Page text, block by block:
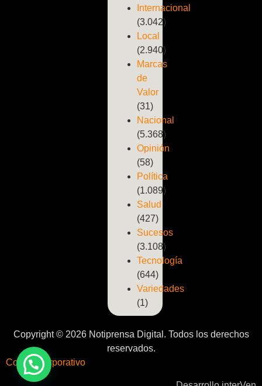
Internacional
(3.042)
Local
(2.940)
Marcas
de
Valor
(31)
Nacional
(5.368)
Opinión
(58)
Política
(1.089)
Salud
(427)
Sucesos
(3.108)
Tecnología
(644)
Variedades
(1)
Copyright © 2026 Notiprensa Digital. Todos los derechos
reservados.
Correo Corporativo